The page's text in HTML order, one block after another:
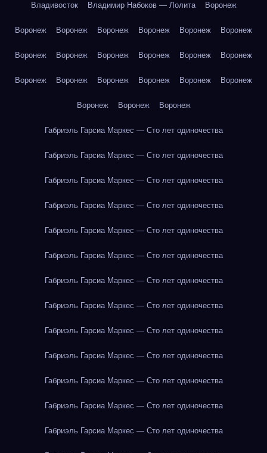
Владивосток Владимир Набоков — Лолита Воронеж
Воронеж Воронеж Воронеж Воронеж Воронеж Воронеж
Воронеж Воронеж Воронеж Воронеж Воронеж Воронеж
Воронеж Воронеж Воронеж Воронеж Воронеж Воронеж
Воронеж Воронеж Воронеж
Габриэль Гарсиа Маркес — Сто лет одиночества
Габриэль Гарсиа Маркес — Сто лет одиночества
Габриэль Гарсиа Маркес — Сто лет одиночества
Габриэль Гарсиа Маркес — Сто лет одиночества
Габриэль Гарсиа Маркес — Сто лет одиночества
Габриэль Гарсиа Маркес — Сто лет одиночества
Габриэль Гарсиа Маркес — Сто лет одиночества
Габриэль Гарсиа Маркес — Сто лет одиночества
Габриэль Гарсиа Маркес — Сто лет одиночества
Габриэль Гарсиа Маркес — Сто лет одиночества
Габриэль Гарсиа Маркес — Сто лет одиночества
Габриэль Гарсиа Маркес — Сто лет одиночества
Габриэль Гарсиа Маркес — Сто лет одиночества